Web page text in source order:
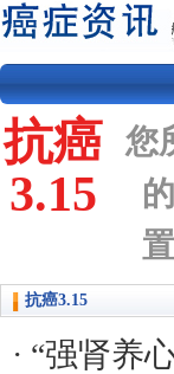
抗癌
3.15
您
抗癌3.15
“强肾养